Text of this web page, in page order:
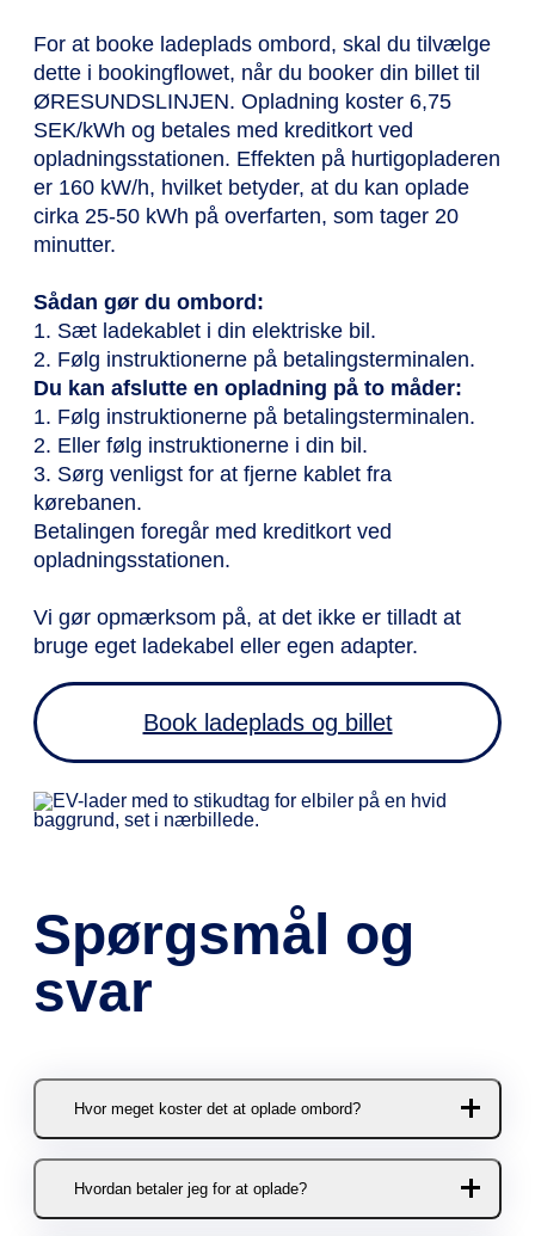
For at booke ladeplads ombord, skal du tilvælge
dette i bookingflowet, når du booker din billet til
ØRESUNDSLINJEN. Opladning koster 6,75
SEK/kWh og betales med kreditkort ved
opladningsstationen. Effekten på hurtigopladeren
er 160 kW/h, hvilket betyder, at du kan oplade
cirka 25-50 kWh på overfarten, som tager 20
minutter.
Sådan gør du ombord:
1. Sæt ladekablet i din elektriske bil.
2. Følg instruktionerne på betalingsterminalen.
Du kan afslutte en opladning på to måder:
1. Følg instruktionerne på betalingsterminalen.
2. Eller følg instruktionerne i din bil.
3. Sørg venligst for at fjerne kablet fra
kørebanen.
Betalingen foregår med kreditkort ved
opladningsstationen.
Vi gør opmærksom på, at det ikke er tilladt at
bruge eget ladekabel eller egen adapter.
Book ladeplads og billet
Spørgsmål og
svar
Hvor meget koster det at oplade ombord?
kWh) Prisen inkluderer moms og
Hvordan betaler jeg for at oplade?